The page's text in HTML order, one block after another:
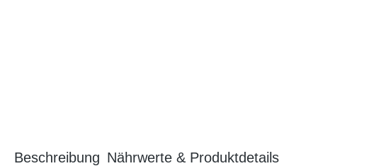
Beschreibung Nährwerte & Produktdetails